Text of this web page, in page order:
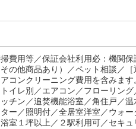
費用等／保証会社利用必：機関
の他商品あり）／ペット相談
コンクリーニング費用を含みま
イレ別／エアコン／フローリン
チン／追焚機能浴室／角住戸／
ー／照明付／全居室洋室／ウォ
室１坪以上／２駅利用可／セキ